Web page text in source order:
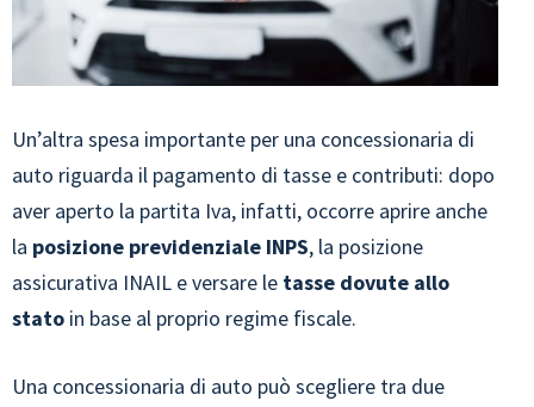
Un’altra spesa importante per una concessionaria di
auto riguarda il pagamento di tasse e contributi: dopo
aver aperto la partita Iva, infatti, occorre aprire anche
la posizione previdenziale INPS, la posizione
assicurativa INAIL e versare le tasse dovute allo
stato in base al proprio regime fiscale.
Una concessionaria di auto può scegliere tra due